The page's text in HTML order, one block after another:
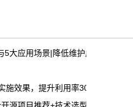
大应用场景|降低维护成本30%
效果，提升利用率300%